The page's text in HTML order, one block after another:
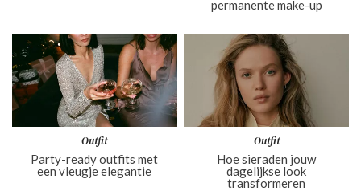
permanente make-up
Outfit
Party-ready outfits met
een vleugje elegantie
Outfit
Hoe sieraden jouw
dagelijkse look
transformeren